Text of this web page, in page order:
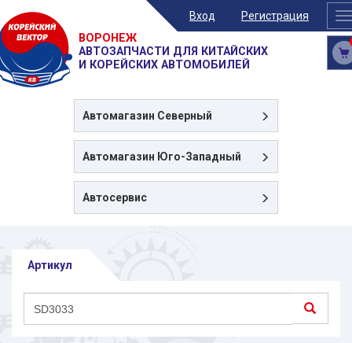
Вход Регистрация
ВОРОНЕЖ
АВТОЗАПЧАСТИ ДЛЯ КИТАЙСКИХ
И КОРЕЙСКИХ АВТОМОБИЛЕЙ
Автомагазин Северный
Автомагазин Юго-Западный
Автосервис
Артикул